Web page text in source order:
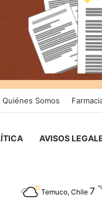
Quiénes Somos
AVISOS
Temuco, Chile 7